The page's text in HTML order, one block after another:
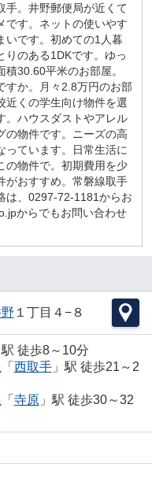
手。井野郵便局が近くて
です。ネットの使いやす
いです。初めての1人暮
りのある1DKです。ゆっ
30.60平米のお部屋。
すか。月々2.8万円のお部
近くの学生向け物件を選
。ハウスダストやアレル
の物件です。ニーズの高
っています。日常生活に
の物件で。初期費用を少
がおすすめ。常磐線取手
は、0297-72-1181からお
からでもお問い合わせ
１丁目４−８
徒歩8～10分
「 西取手」駅 徒歩21～2
「 寺原」駅 徒歩30～32